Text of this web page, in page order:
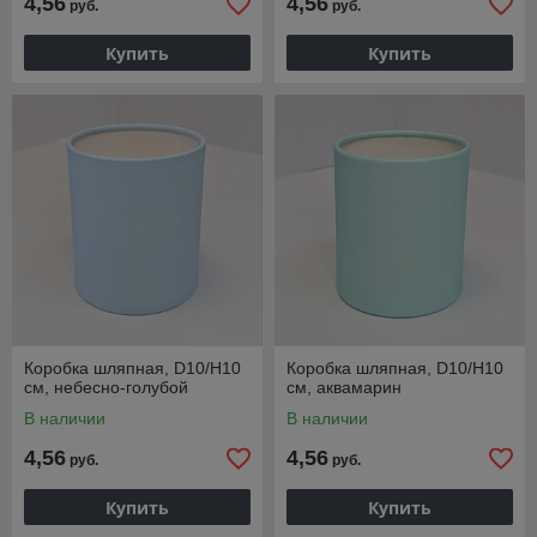
руб.
Купить
руб.
Купить
Коробка шляпная, D10/H10
см, небесно-голубой
В наличии
4,56 руб.
Купить
Коробка шляпная, D10/H10
см, аквамарин
В наличии
4,56 руб.
Купить